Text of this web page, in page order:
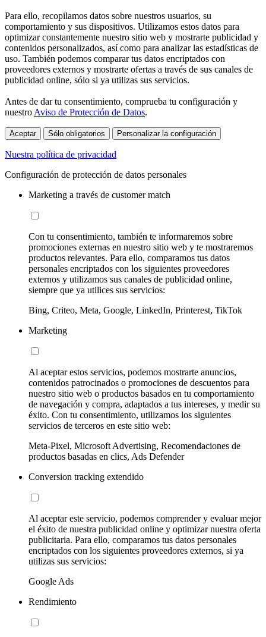
Para ello, recopilamos datos sobre nuestros usuarios, su
comportamiento y sus dispositivos. Utilizamos estos datos para
optimizar constantemente nuestro sitio web y mostrarte publicidad y
contenidos personalizados, así como para analizar las estadísticas de
uso. También podemos comparar tus datos encriptados con
proveedores externos y mostrarte ofertas a través de sus canales de
publicidad online, sólo si ya utilizas sus servicios.
Antes de dar tu consentimiento, comprueba tu configuración y
nuestro Aviso de Protección de Datos.
Aceptar Sólo obligatorios Personalizar la configuración
Nuestra política de privacidad
Configuración de protección de datos personales
Marketing a través de customer match
Con tu consentimiento, también te informaremos sobre
promociones externas en nuestro sitio web y te mostraremos
productos relevantes. Para ello, comparamos tus datos
personales encriptados con los siguientes proveedores
externos y utilizamos sus canales de publicidad online,
siempre que ya utilices sus servicios:
Bing, Criteo, Meta, Google, LinkedIn, Printerest, TikTok
Marketing
Al aceptar estos servicios, podemos mostrarte anuncios,
contenidos patrocinados o promociones de descuentos para
nuestro sitio web o productos basados en tu comportamiento
de navegación y compra, adaptados a tus intereses, y medir su
éxito. Con tu consentimiento, utilizamos los siguientes
servicios de terceros en este sitio web:
Meta-Pixel, Microsoft Advertising, Recomendaciones de
productos basadas en clics, Ads Defender
Conversion tracking extendido
Al aceptar este servicio, podemos comprender y evaluar mejor
el éxito de nuestra publicidad online y optimizar nuestra oferta
publicitaria. Para ello, comparamos tus datos personales
encriptados con los siguientes proveedores externos, si ya
utilizas sus servicios:
Google Ads
Rendimiento